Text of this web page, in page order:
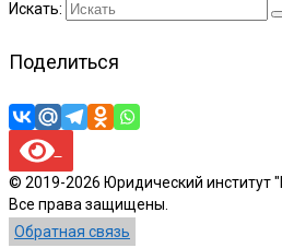
Искать:
Поделиться
© 2019-2026 Юридический институт
Все права защищены.
Обратная связь